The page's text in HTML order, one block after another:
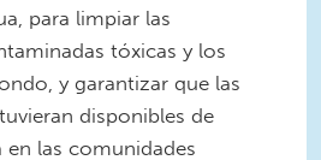
para limpiar las
tóxicas y los
y garantizar que las
disponibles de
las comunidades